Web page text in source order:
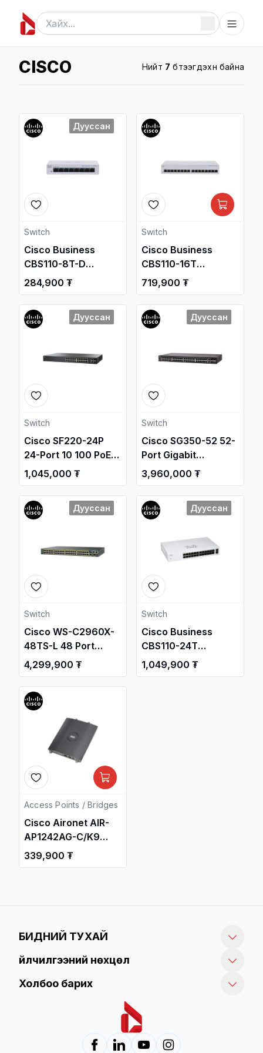
CISCO Нийт 7 бүтээгдэхүүн байна
Дууссан
Switch
Cisco Business
CBS110-8T-D
Unmanaged Switch /
Свич салаалагч ,
Сүлжээний
Төхөөрөмж /
284,900 ₮
Switch
Cisco Business
CBS110-16T
Unmanaged Switch /
Свич салаалагч ,
Сүлжээний
Төхөөрөмж /
719,900 ₮
Дууссан
Switch
Cisco SF220-24P
24-Port 10 100 PoE
Smart Plus Switch /
Свич салаалагч ,
Сүлжээний
Төхөөрөмж /
1,045,000 ₮
Дууссан
Switch
Cisco SG350-52 52-
Port Gigabit
Managed Switch /
Свич салаалагч ,
Сүлжээний
Төхөөрөмж /
3,960,000 ₮
Дууссан
Switch
Cisco WS-C2960X-
48TS-L 48 Port
Catalyst Switch /
Свич салаалагч ,
Сүлжээний
Төхөөрөмж /
4,299,900 ₮
Дууссан
Switch
Cisco Business
CBS110-24T
Unmanaged Switch /
Свич салаалагч ,
1,049,900 ₮
Access Points / Bridges
Cisco Aironet AIR-
AP1242AG-C/K9
802.11A/B/G Access
Point / Утасгүй
339,900 ₮
БИДНИЙ ТУХАЙ
Үйлчилгээний нөхцөл
Холбоо барих